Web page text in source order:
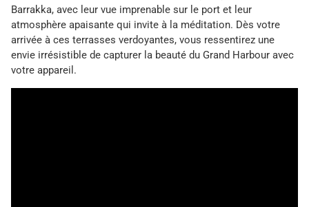
Barrakka, avec leur vue imprenable sur le port et leur
atmosphère apaisante qui invite à la méditation. Dès votre
arrivée à ces terrasses verdoyantes, vous ressentirez une
envie irrésistible de capturer la beauté du Grand Harbour avec
votre appareil.